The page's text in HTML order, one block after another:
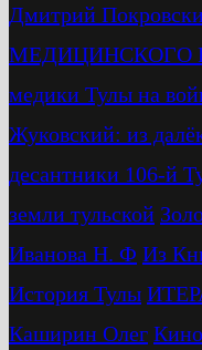
Дмитрий
МЕДИЦИНСКОГО
медики Тулы на
Жуковский: из
десантники 106-й
земли тульской
Иванова Н. Ф Из
История Тулы
Каширин Олег